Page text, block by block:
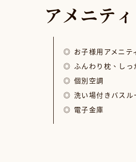
アメニティ
お子様用アメニ
ふんわり枕、し
個別空調
洗い場付きバス
電子金庫